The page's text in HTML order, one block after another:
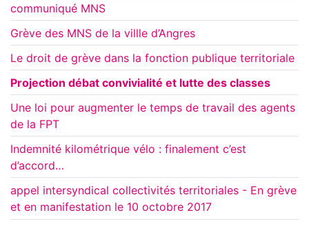
communiqué MNS
Grève des MNS de la villle d’Angres
Le droit de grève dans la fonction publique territoriale
Projection débat convivialité et lutte des classes
Une loi pour augmenter le temps de travail des agents
de la FPT
Indemnité kilométrique vélo : finalement c’est
d’accord…
appel intersyndical collectivités territoriales - En grève
et en manifestation le 10 octobre 2017